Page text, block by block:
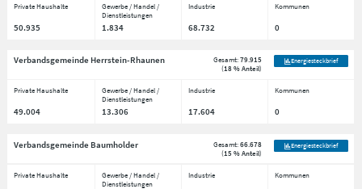
Private Haushalte
Gewerbe / Handel /
Dienstleistungen
Industrie Kommunen
50.935 1.834 68.732 0
Verbandsgemeinde Herrstein-Rhaunen Gesamt:79.915
(18 % Anteil)
Energiesteckbrief
Private Haushalte
Gewerbe / Handel /
Dienstleistungen
Industrie Kommunen
49.004 13.306 17.604 0
Verbandsgemeinde Baumholder Gesamt:66.678
(15 % Anteil)
Energiesteckbrief
Private Haushalte
Gewerbe / Handel /
Dienstleistungen
Industrie Kommunen